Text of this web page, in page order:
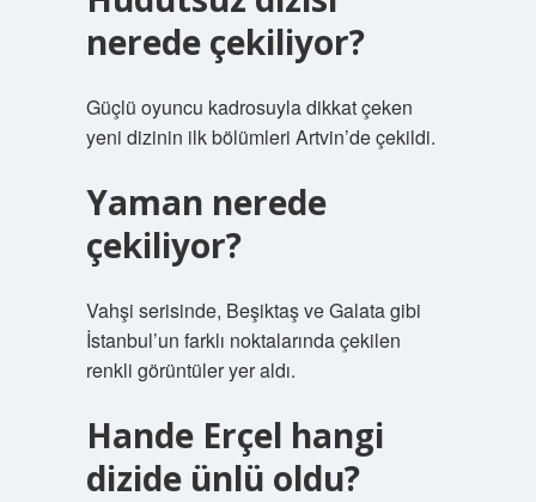
nerede çekiliyor?
Güçlü oyuncu kadrosuyla dikkat çeken
yeni dizinin ilk bölümleri Artvin’de çekildi.
Yaman nerede
çekiliyor?
Vahşi serisinde, Beşiktaş ve Galata gibi
İstanbul’un farklı noktalarında çekilen
renkli görüntüler yer aldı.
Hande Erçel hangi
dizide ünlü oldu?